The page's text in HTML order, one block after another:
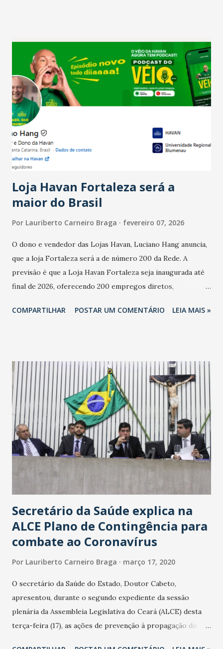
confraternizações de fim de ano e pelo pagamento do 13º
Salário para um número maior de trabalhadores, já que o
país tem a menor taxa de desemprego dos anos recentes.
Ainda segundo a Pesquisa, em novembro de 2025, 40% dos
bares e restaurantes operaram com lucro e outros 40%
registraram equilíbrio financeiro. Já o percentual de
estabelecimentos no prejuízo ficou em 19%, pouco abaixo
do observado no mês anterior. Outros 1% não existiam em
novembro. Em relação a outubro, o faturamento também
cresceu. De acordo com a pesquisa, 44% dos n...
Loja Havan Fortaleza será a
maior do Brasil
Por Lauriberto Carneiro Braga fevereiro 07, 2026
O dono e vendedor das Lojas Havan, Luciano Hang anuncia,
que a loja Fortaleza será a de número 200 da Rede. A
previsão é que a Loja Havan Fortaleza seja inaugurada até
final de 2026, oferecendo 200 empregos diretos,
Havan Fortaleza ainda não foi anunciada oficialmente, mas
COMPARTILHAR POSTAR UM COMENTÁRIO LEIA MAIS »
Secretário da Saúde explica na
ALCE Plano de Contingência para
combate ao Coronavírus
Por Lauriberto Carneiro Braga março 17, 2020
O secretário da Saúde do Estado, Doutor Cabeto,
apresentou, durante o segundo expediente da sessão
plenária da Assembleia Legislativa do Ceará (ALCE) desta
terça-feira (17), as ações de prevenção à propagação do